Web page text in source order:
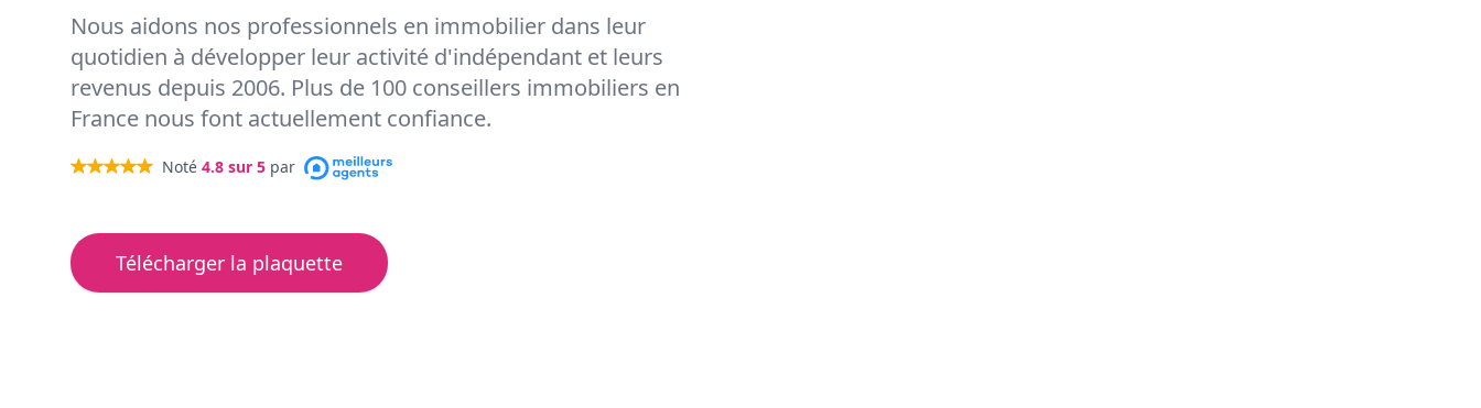
Nous aidons nos professionnels en immobilier dans leur
quotidien à développer leur activité d'indépendant et leurs
revenus depuis 2006. Plus de 100 conseillers immobiliers en
France nous font actuellement confiance.
Noté 4.8 sur 5 par
Télécharger la plaquette